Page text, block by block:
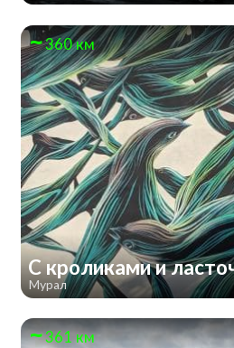
360 км
С кроликами и
Мурал
361 км